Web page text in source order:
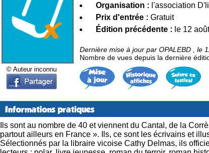
© Auteur inconnu
Organisation : l'association
Prix d'entrée : Gratuit
Édition précédente : le 12
Dernière mise à jour par OPALEBD , le
Nombre de vues depuis la dernière
Informations pratiques
Ils sont au nombre de 40 et viennent du Cantal, de la
partout ailleurs en France ». Ils, ce sont les écrivains et
Sélectionnés par la libraire vicoise Cathy Delmas, ils